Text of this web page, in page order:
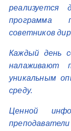
реализуется
программа
советников
Каждый день
налаживают
уникальным
среду.
Ценной